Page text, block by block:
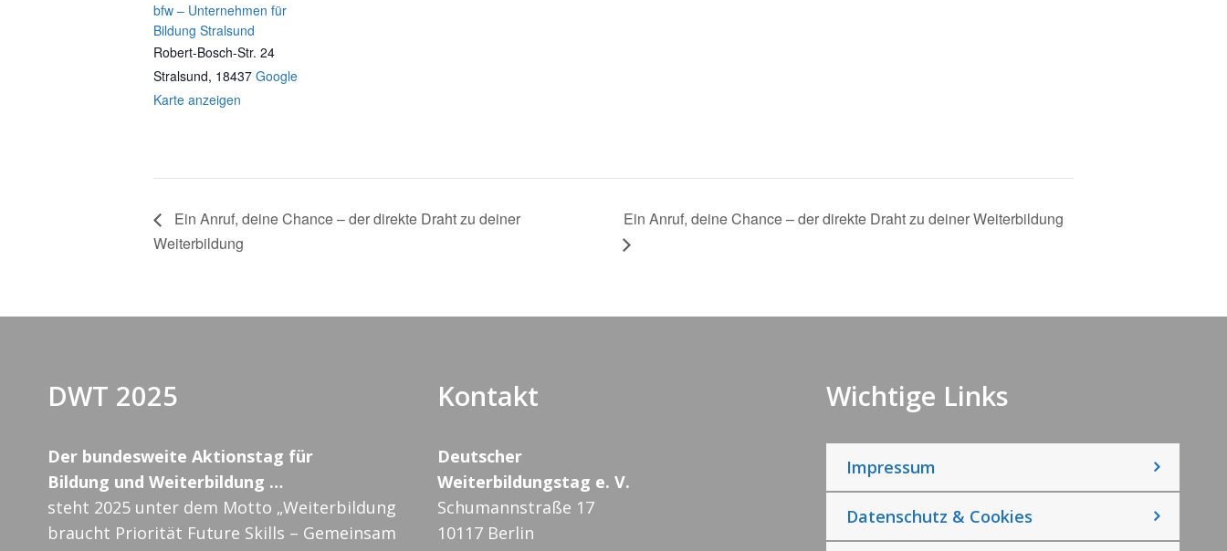
bfw – Unternehmen für
Bildung Stralsund
Robert-Bosch-Str. 24
Stralsund, 18437 Google
Karte anzeigen
Ein Anruf, deine Chance – der direkte Draht zu deiner
Weiterbildung
Ein Anruf, deine Chance – der direkte Draht zu deiner Weiterbildung
DWT 2025
Der bundesweite Aktionstag für
Bildung und Weiterbildung …
steht 2025 unter dem Motto „Weiterbildung
braucht Priorität Future Skills – Gemeinsam
Kontakt
Deutscher
Weiterbildungstag e. V.
Schumannstraße 17
10117 Berlin
Wichtige Links
Impressum
Datenschutz & Cookies